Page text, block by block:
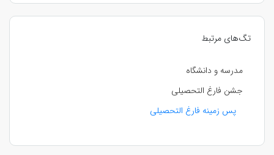
تگ‌های مرتبط
مدرسه و دانشگاه
جشن فارغ التحصیلی
پس زمینه فارغ التحصیلی